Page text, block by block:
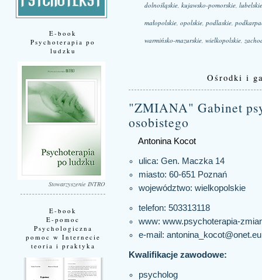
E-book
Psychoterapia po
ludzku
Stowarzyszenie INTRO
E-book
E-pomoc
Psychologiczna
pomoc w Internecie
teoria i praktyka
dolnośląskie, kujawsko-pomorskie, lubelskie
małopolskie, opolskie, podlaskie,
warmińsko-mazurskie, wielkopolskie,
Ośrodki i
"ZMIANA" Gabinet
osobistego
Antonina Kocot
ulica: Gen. Maczka 14
miasto: 60-651 Poznań
województwo: wielkopolskie
telefon: 503313118
www: www.psychoterapia-
e-mail: antonina_kocot@onet.eu
Kwalifikacje zawodowe:
psycholog